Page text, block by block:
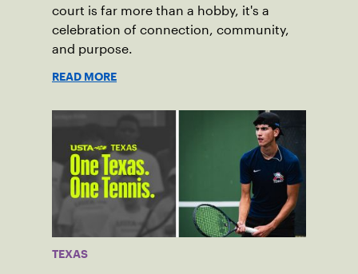
court is far more than a hobby, it's a
celebration of connection, community,
and purpose.
READ MORE
TEXAS